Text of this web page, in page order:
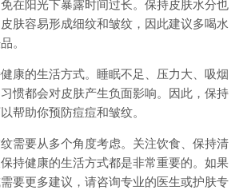
在阳光下暴露时间过长。保持皮肤水分也
肤容易形成细纹和皱纹，因此建议多喝水
。
康的生活方式。睡眠不足、压力大、吸烟
惯都会对皮肤产生负面影响。因此，保持
帮助你预防痘痘和皱纹。
需要从多个角度考虑。关注饮食、保持清
持健康的生活方式都是非常重要的。如果
要更多建议，请咨询专业的医生或护肤专